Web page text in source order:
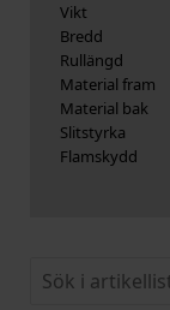
Vikt
Bredd
Rullängd
Material fram
Material bak
Slitstyrka
Flamskydd